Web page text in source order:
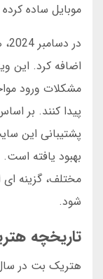
موبایل ساده
اضافه کرد. این
مشکلات ورود
پیدا کنند. بر
مختلف، گزینه
شود.
تاریخچه هتریک